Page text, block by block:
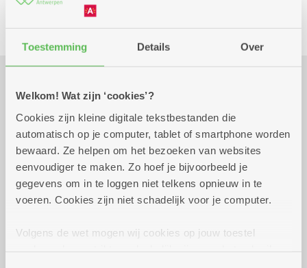
Toestemming Details Over
Welkom! Wat zijn ‘cookies’?
Cookies zijn kleine digitale tekstbestanden die
automatisch op je computer, tablet of smartphone worden
bewaard. Ze helpen om het bezoeken van websites
eenvoudiger te maken. Zo hoef je bijvoorbeeld je
gegevens om in te loggen niet telkens opnieuw in te
voeren. Cookies zijn niet schadelijk voor je computer.
Volgens de wet mogen wij cookies op jouw toestel
Praktisch
maandag 19 oktober
2026
14.00 uur tot 16.00
uur
Gratis
Reserveer vervoer